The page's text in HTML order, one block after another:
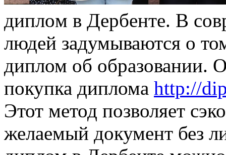
диплoм в Дeрбeнтe. В
людей задумываются о
диплом об образовании.
покупка диплома http://
Этот метод позволяет
желаемый документ без